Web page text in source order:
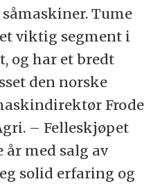
Tume
viktig segment i
og har et bredt
den norske
Frode
– Felleskjøpet
med salg av
solid erfaring og